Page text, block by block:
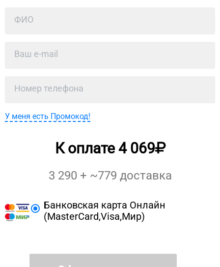
У меня есть Промокод!
К оплате 4 069
3 290 + ~779 доставка
Банковская карта Онлайн
(MasterCard,Visa,Мир)